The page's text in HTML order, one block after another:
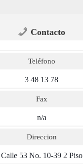
Contacto
Teléfono
3 48 13 78
Fax
n/a
Direccion
Calle 53 No. 10-39 2 Piso